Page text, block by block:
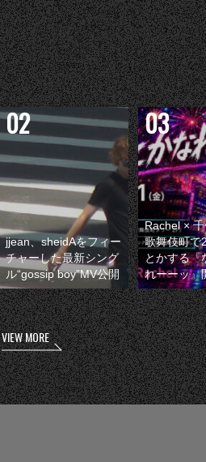
jjean、sheidAをフィー
チャーした最新シング
ル“gossip boy”MV公開
Rachel ×
歌舞伎町で
とかする『
れーーッ』
VIEW MORE